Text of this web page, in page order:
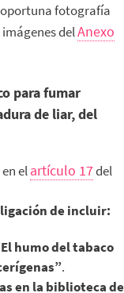
oportuna fotografía
delAnexo
para fumar
de liar, del
elartículo 17del
de incluir:
humo del tabaco
.
en la biblioteca de